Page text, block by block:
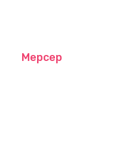
Мерсер